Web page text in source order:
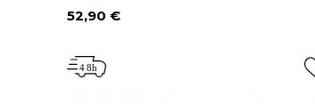
Prix
52,90 €